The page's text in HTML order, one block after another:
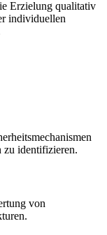
Erzielung qualitativ
individuellen
zu identifizieren.
von